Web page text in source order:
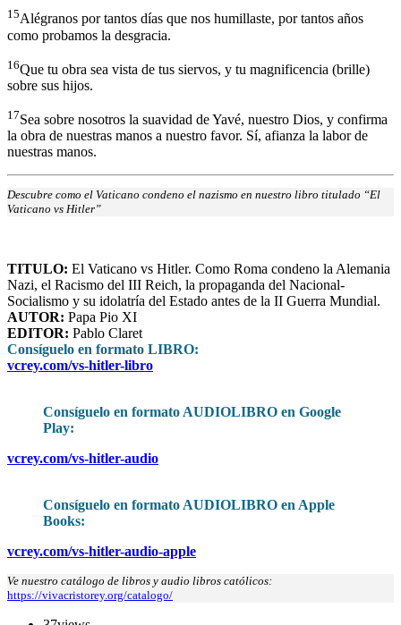
15Alégranos por tantos días que nos humillaste, por tantos años
como probamos la desgracia.
16Que tu obra sea vista de tus siervos, y tu magnificencia (brille)
sobre sus hijos.
17Sea sobre nosotros la suavidad de Yavé, nuestro Dios, y confirma
la obra de nuestras manos a nuestro favor. Sí, afianza la labor de
nuestras manos.
Descubre como el Vaticano condeno el nazismo en nuestro libro titulado “El
Vaticano vs Hitler”
TITULO: El Vaticano vs Hitler. Como Roma condeno la Alemania
Nazi, el Racismo del III Reich, la propaganda del Nacional-
Socialismo y su idolatría del Estado antes de la II Guerra Mundial.
AUTOR: Papa Pio XI
EDITOR: Pablo Claret
Consíguelo en formato LIBRO:
vcrey.com/vs-hitler-libro
Consíguelo en formato AUDIOLIBRO en Google
Play:
vcrey.com/vs-hitler-audio
Consíguelo en formato AUDIOLIBRO en Apple
Books:
vcrey.com/vs-hitler-audio-apple
Ve nuestro catálogo de libros y audio libros católicos:
https://vivacristorey.org/catalogo/